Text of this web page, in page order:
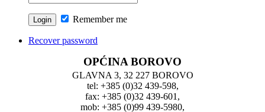
Remember me
Recover password
OPĆINA BOROVO
GLAVNA 3, 32 227 BOROVO
tel: +385 (0)32 439-598,
fax: +385 (0)32 439-601,
mob: +385 (0)99 439-5980,